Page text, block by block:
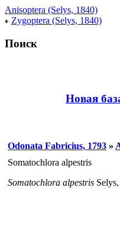
Anisoptera (Selys, 1840)
Zygoptera (Selys, 1840)
Поиск
Новая
Odonata Fabricius, 1793 »
Somatochlora alpestris
Somatochlora alpestris